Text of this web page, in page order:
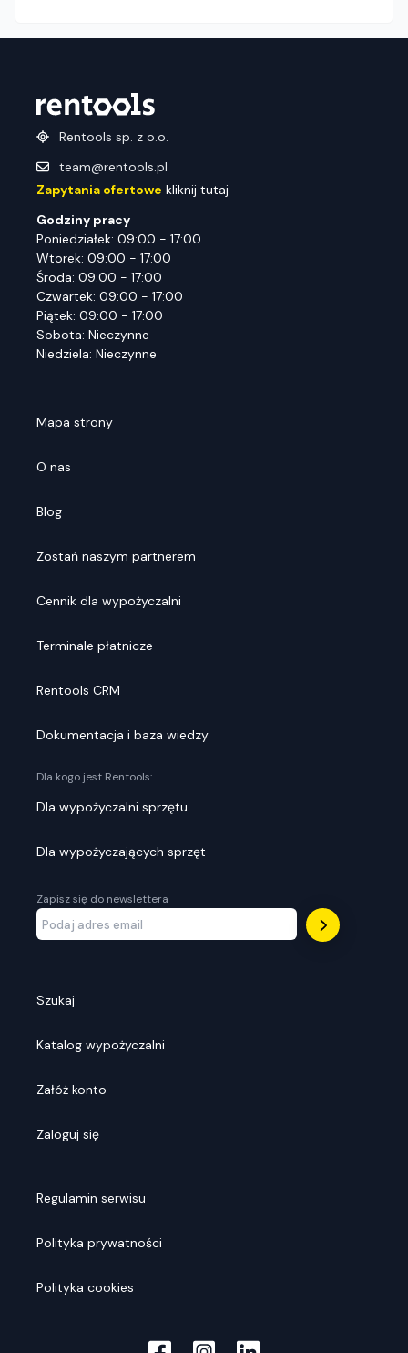
Rentools sp. z o.o.
team@rentools.pl
Zapytania ofertowe kliknij tutaj
Godziny pracy
Poniedziałek: 09:00 - 17:00
Wtorek: 09:00 - 17:00
Środa: 09:00 - 17:00
Czwartek: 09:00 - 17:00
Piątek: 09:00 - 17:00
Sobota: Nieczynne
Niedziela: Nieczynne
Mapa strony
O nas
Blog
Zostań naszym partnerem
Cennik dla wypożyczalni
Terminale płatnicze
Rentools CRM
Dokumentacja i baza wiedzy
Dla kogo jest Rentools:
Dla wypożyczalni sprzętu
Dla wypożyczających sprzęt
Zapisz się do newslettera
Szukaj
Katalog wypożyczalni
Załóż konto
Zaloguj się
Regulamin serwisu
Polityka prywatności
Polityka cookies